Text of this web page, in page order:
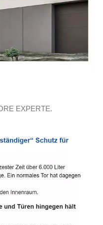
EXPERTE.